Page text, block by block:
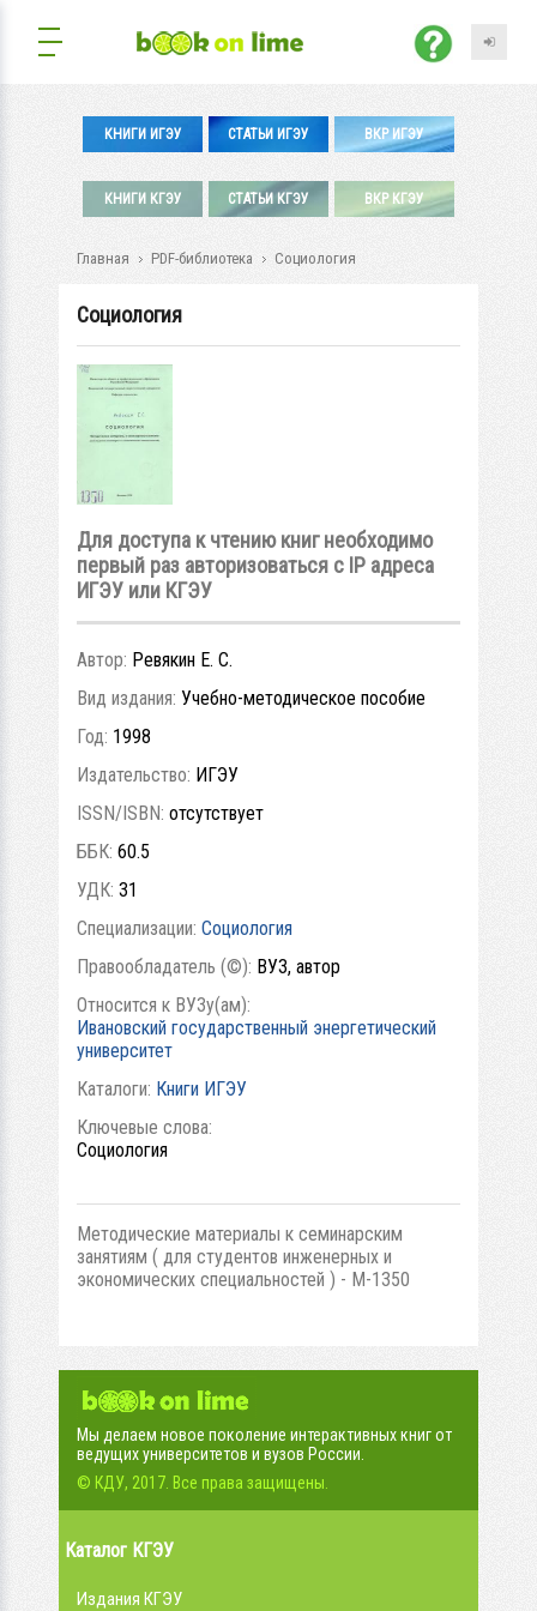
КНИГИ ИГЭУ СТАТЬИ ИГЭУ ВКР ИГЭУ
КНИГИ КГЭУ СТАТЬИ КГЭУ ВКР КГЭУ
Главная PDF-библиотека Социология
Социология
Для доступа к чтению книг необходимо
первый раз авторизоваться с IP адреса
ИГЭУ или КГЭУ
Автор: Ревякин Е. С.
Вид издания: Учебно-методическое пособие
Год: 1998
Издательство: ИГЭУ
ISSN/ISBN: отсутствует
ББК: 60.5
УДК: 31
Специализации: Социология
Правообладатель (©): ВУЗ, автор
Относится к ВУЗу(ам):
Ивановский государственный энергетический
университет
Каталоги: Книги ИГЭУ
Ключевые слова:
Социология
Методические материалы к семинарским
занятиям ( для студентов инженерных и
экономических специальностей ) - М-1350
Мы делаем новое поколение интерактивных книг от
ведущих университетов и вузов России.
© КДУ, 2017. Все права защищены.
Каталог КГЭУ
Издания КГЭУ